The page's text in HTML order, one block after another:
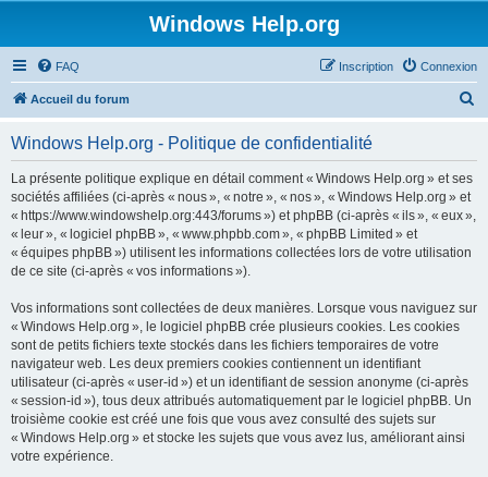
Windows Help.org
FAQ Connexion
Inscription
Accueil du forum
e
Windows Help.org - Politique de confidentialité
La présente politique explique en détail comment « Windows Help.org » et ses
sociétés affiliées (ci-après « nous », « notre », « nos », « Windows Help.org » et
« https://www.windowshelp.org:443/forums ») et phpBB (ci-après « ils », « eux »,
« leur », « logiciel phpBB », « www.phpbb.com », « phpBB Limited » et
« équipes phpBB ») utilisent les informations collectées lors de votre utilisation
de ce site (ci-après « vos informations »).
Vos informations sont collectées de deux manières. Lorsque vous naviguez sur
« Windows Help.org », le logiciel phpBB crée plusieurs cookies. Les cookies
sont de petits fichiers texte stockés dans les fichiers temporaires de votre
navigateur web. Les deux premiers cookies contiennent un identifiant
utilisateur (ci-après « user-id ») et un identifiant de session anonyme (ci-après
« session-id »), tous deux attribués automatiquement par le logiciel phpBB. Un
troisième cookie est créé une fois que vous avez consulté des sujets sur
« Windows Help.org » et stocke les sujets que vous avez lus, améliorant ainsi
votre expérience.